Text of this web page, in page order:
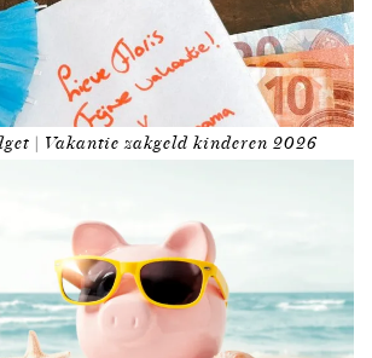
| Vakantie zakgeld kinderen 2026